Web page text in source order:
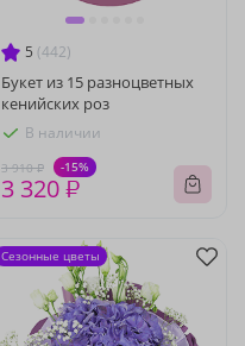
5 (442)
Букет из 15 разноцветных
кенийских роз
В наличии
3 910 ₽ -15%
3 320 ₽
Сезонные цветы